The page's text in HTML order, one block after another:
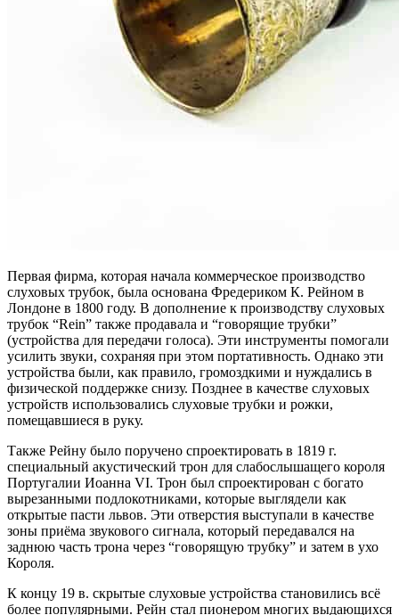
Первая фирма, которая начала коммерческое производство
слуховых трубок, была основана Фредериком К. Рейном в
Лондоне в 1800 году. В дополнение к производству слуховых
трубок “Rein” также продавала и “говорящие трубки”
(устройства для передачи голоса). Эти инструменты помогали
усилить звуки, сохраняя при этом портативность. Однако эти
устройства были, как правило, громоздкими и нуждались в
физической поддержке снизу. Позднее в качестве слуховых
устройств использовались слуховые трубки и рожки,
помещавшиеся в руку.
Также Рейну было поручено спроектировать в 1819 г.
специальный акустический трон для слабослышащего короля
Португалии Иоанна VI. Трон был спроектирован с богато
вырезанными подлокотниками, которые выглядели как
открытые пасти львов. Эти отверстия выступали в качестве
зоны приёма звукового сигнала, который передавался на
заднюю часть трона через “говорящую трубку” и затем в ухо
Короля.
К концу 19 в. скрытые слуховые устройства становились всё
более популярными. Рейн стал пионером многих выдающихся